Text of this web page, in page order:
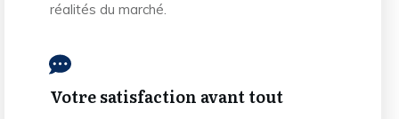
réalités du marché.
Votre satisfaction avant tout